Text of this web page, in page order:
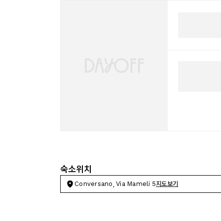
숙소위치
Conversano, Via Mameli 5지도보기